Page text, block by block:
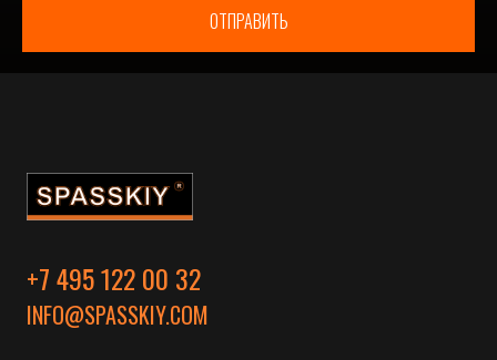
ОТПРАВИТЬ
+7 495 122 00 32
INFO@SPASSKIY.COM